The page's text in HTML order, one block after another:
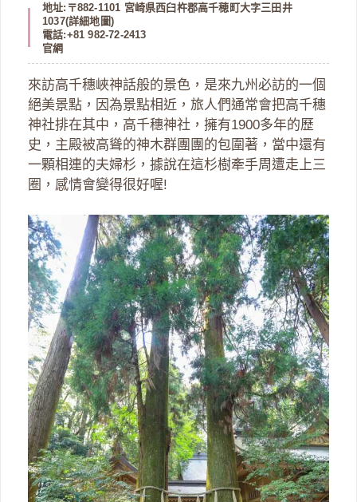
地址:〒882-1101 宮崎県西臼杵郡高千穂町大字三田井
1037(詳細地圖)
電話:+81 982-72-2413
官網
來訪高千穗峽神話般的景色，是來九州必訪的一個
絕美景點，因為景點相近，旅人們通常會把高千穗
神社排在其中，高千穗神社，擁有1900多年的歷
史，主殿被高聳的神木群團團的包圍著，當中還有
一顆相連的夫婦杉，據說在這杉樹牽手周遭走上三
圈，感情會變得很好喔!